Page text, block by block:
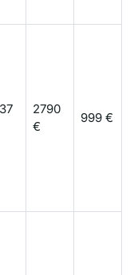
2790
€
999 €